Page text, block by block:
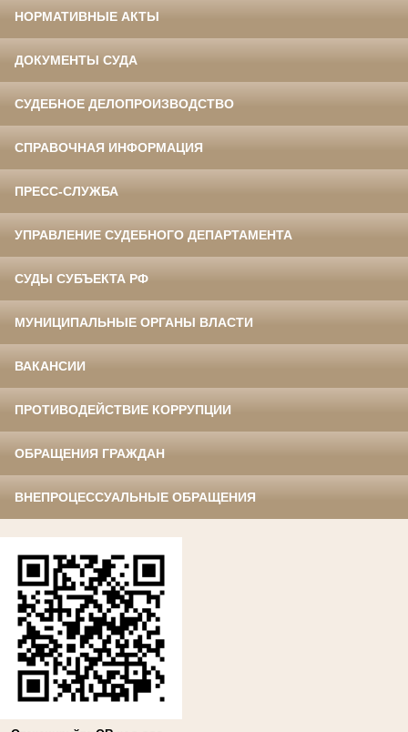
НОРМАТИВНЫЕ АКТЫ
ДОКУМЕНТЫ СУДА
СУДЕБНОЕ ДЕЛОПРОИЗВОДСТВО
СПРАВОЧНАЯ ИНФОРМАЦИЯ
ПРЕСС-СЛУЖБА
УПРАВЛЕНИЕ СУДЕБНОГО ДЕПАРТАМЕНТА
СУДЫ СУБЪЕКТА РФ
МУНИЦИПАЛЬНЫЕ ОРГАНЫ ВЛАСТИ
ВАКАНСИИ
ПРОТИВОДЕЙСТВИЕ КОРРУПЦИИ
ОБРАЩЕНИЯ ГРАЖДАН
ВНЕПРОЦЕССУАЛЬНЫЕ ОБРАЩЕНИЯ